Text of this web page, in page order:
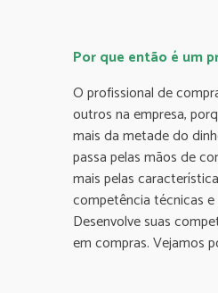
Por que então é um
O profissional de
outros na empresa,
mais da metade do
passa pelas mãos de
mais pelas
competência técnicas
Desenvolve suas
em compras. Vejamos